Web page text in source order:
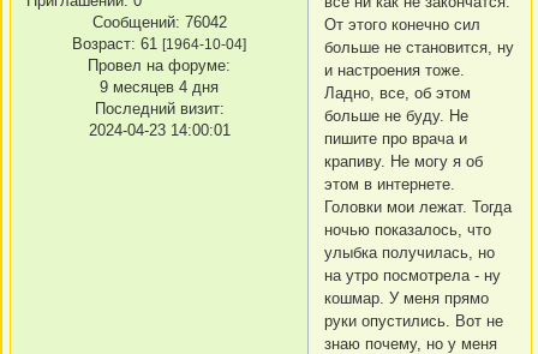
Сообщений: 76042
Возраст: 61 [1964-10-04]
Провел на форуме:
9 месяцев 4 дня
Последний визит:
2024-04-23 14:00:01
От этого конечно сил
больше не становится, ну
и настроения тоже.
Ладно, все, об этом
больше не буду. Не
пишите про врача и
крапиву. Не могу я об
этом в интернете.
Головки мои лежат. Тогда
ночью показалось, что
улыбка получилась, но
на утро посмотрела - ну
кошмар. У меня прямо
руки опустились. Вот не
знаю почему, но у меня